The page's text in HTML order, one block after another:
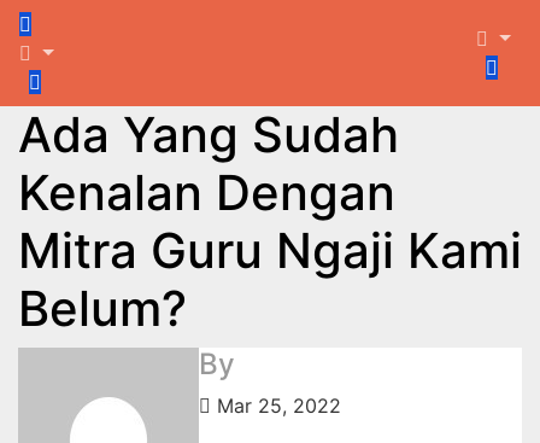
Skip
content
Ada Yang Sudah
Kenalan Dengan
Mitra Guru Ngaji Kami
Belum?
By
Mar 25, 2022